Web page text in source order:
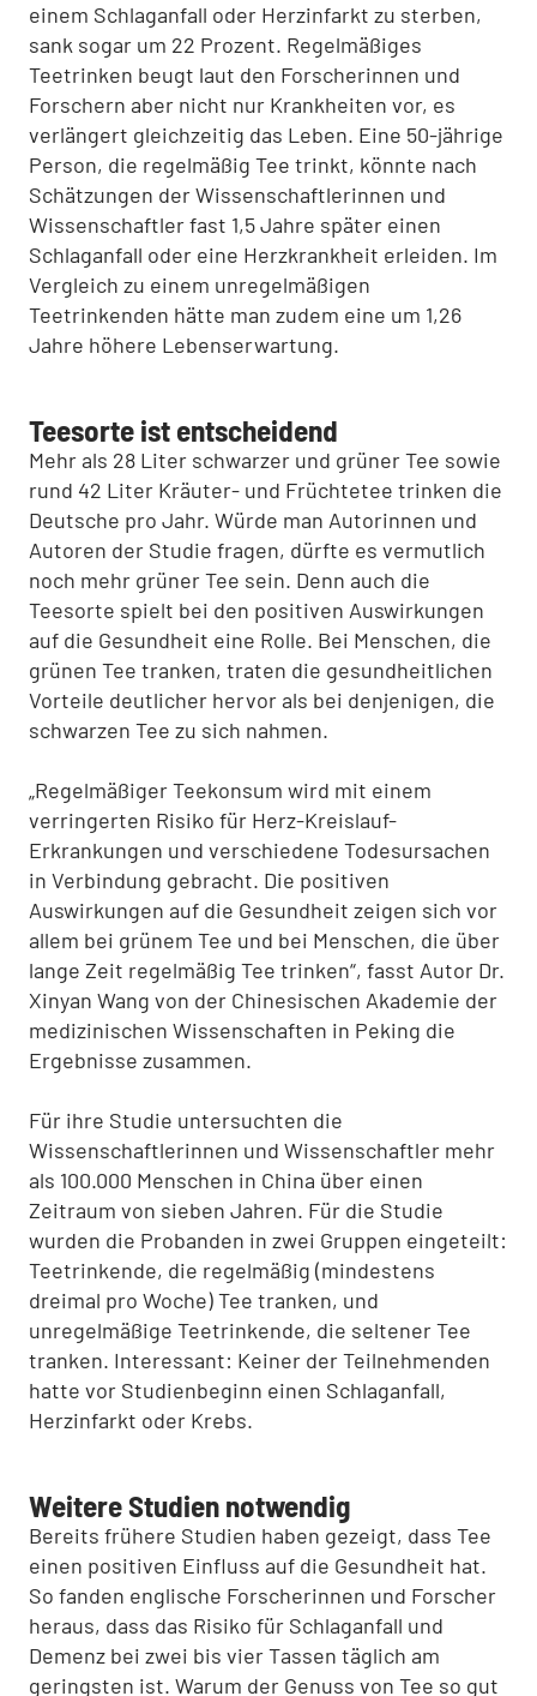
einem Schlaganfall oder Herzinfarkt zu sterben,
sank sogar um 22 Prozent. Regelmäßiges
Teetrinken beugt laut den Forscherinnen und
Forschern aber nicht nur Krankheiten vor, es
verlängert gleichzeitig das Leben. Eine 50-jährige
Person, die regelmäßig Tee trinkt, könnte nach
Schätzungen der Wissenschaftlerinnen und
Wissenschaftler fast 1,5 Jahre später einen
Schlaganfall oder eine Herzkrankheit erleiden. Im
Vergleich zu einem unregelmäßigen
Teetrinkenden hätte man zudem eine um 1,26
Jahre höhere Lebenserwartung.
Teesorte ist entscheidend
Mehr als 28 Liter schwarzer und grüner Tee sowie
rund 42 Liter Kräuter- und Früchtetee trinken die
Deutsche pro Jahr. Würde man Autorinnen und
Autoren der Studie fragen, dürfte es vermutlich
noch mehr grüner Tee sein. Denn auch die
Teesorte spielt bei den positiven Auswirkungen
auf die Gesundheit eine Rolle. Bei Menschen, die
grünen Tee tranken, traten die gesundheitlichen
Vorteile deutlicher hervor als bei denjenigen, die
schwarzen Tee zu sich nahmen.
„Regelmäßiger Teekonsum wird mit einem
verringerten Risiko für Herz-Kreislauf-
Erkrankungen und verschiedene Todesursachen
in Verbindung gebracht. Die positiven
Auswirkungen auf die Gesundheit zeigen sich vor
allem bei grünem Tee und bei Menschen, die über
lange Zeit regelmäßig Tee trinken“, fasst Autor Dr.
Xinyan Wang von der Chinesischen Akademie der
medizinischen Wissenschaften in Peking die
Ergebnisse zusammen.
Für ihre Studie untersuchten die
Wissenschaftlerinnen und Wissenschaftler mehr
als 100.000 Menschen in China über einen
Zeitraum von sieben Jahren. Für die Studie
wurden die Probanden in zwei Gruppen eingeteilt:
Teetrinkende, die regelmäßig (mindestens
dreimal pro Woche) Tee tranken, und
unregelmäßige Teetrinkende, die seltener Tee
tranken. Interessant: Keiner der Teilnehmenden
hatte vor Studienbeginn einen Schlaganfall,
Herzinfarkt oder Krebs.
Weitere Studien notwendig
Bereits frühere Studien haben gezeigt, dass Tee
einen positiven Einfluss auf die Gesundheit hat.
So fanden englische Forscherinnen und Forscher
heraus, dass das Risiko für Schlaganfall und
Demenz bei zwei bis vier Tassen täglich am
geringsten ist. Warum der Genuss von Tee so gut